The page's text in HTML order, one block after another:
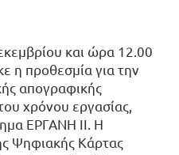
και ώρα 12.00
η προθεσμία για την
απογραφικής
χρόνου εργασίας,
ΕΡΓΑΝΗ ΙΙ. Η
Ψηφιακής Κάρτας